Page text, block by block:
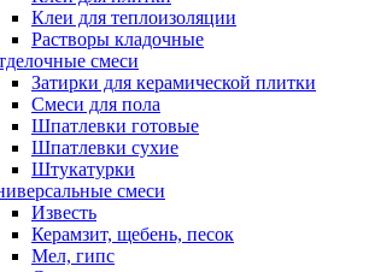
Клеи для теплоизоляции
Растворы кладочные
смеси
Затирки для керамической плитки
Смеси для пола
Шпатлевки готовые
Шпатлевки сухие
Штукатурки
смеси
Известь
Керамзит, щебень, песок
Мел, гипс